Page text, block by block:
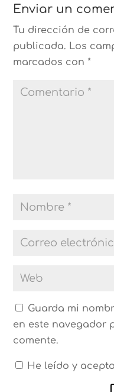
Enviar un
Tu dirección de
publicada. Los
marcados con*
Guarda mi
en este navegador
comente.
He leído y